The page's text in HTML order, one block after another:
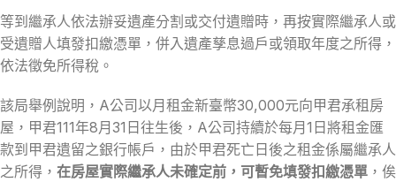
等到繼承人依法辦妥遺產分割或交付遺贈時，再按實際繼承人或
受遺贈人填發扣繳憑單，併入遺產孳息過戶或領取年度之所得，
依法徵免所得稅。
該局舉例說明，A公司以月租金新臺幣30,000元向甲君承租房
屋，甲君111年8月31日往生後，A公司持續於每月1日將租金匯
款到甲君遺留之銀行帳戶，由於甲君死亡日後之租金係屬繼承人
之所得， 在房屋實際繼承人未確定前，可暫免填發扣繳憑單 ，俟